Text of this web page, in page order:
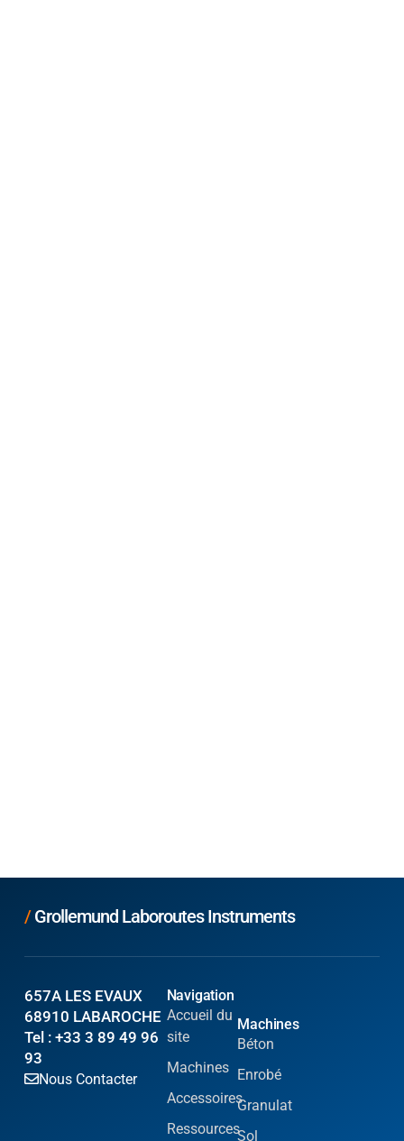
/Grollemund Laboroutes Instruments
657A LES EVAUX
68910 LABAROCHE
Tel : +33 3 89 49 96
93
Nous Contacter
Navigation
Accueil du
site
Machines
Accessoires
Ressources
Machines
Béton
Enrobé
Granulat
Sol